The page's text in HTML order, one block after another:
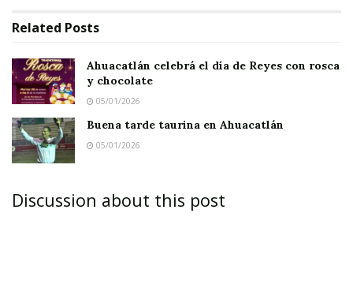
IXTLÁN DEL RÍO.- Entretenido y agradable en
grado superlativo resultó el evento que se
Related Posts
Ahuacatlán celebrá el día de Reyes con rosca
y chocolate
05/01/2026
Buena tarde taurina en Ahuacatlán
05/01/2026
Discussion about this post